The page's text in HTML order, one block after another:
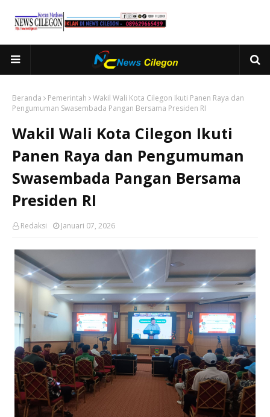
Beranda Pemerintah
Wakil Wali Kota Cilegon Ikuti Panen Raya dan
Pengumuman Swasembada Pangan Bersama Presiden RI
Wakil Wali Kota Cilegon Ikuti
Panen Raya dan Pengumuman
Swasembada Pangan Bersama
Presiden RI
Redaksi Januari 07, 2026